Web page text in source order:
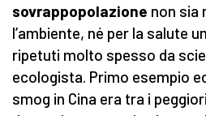
sovrappopolazione non sia
l’ambiente, né per la salute
ripetuti molto spesso da
ecologista. Primo esempio
smog in Cina era tra i